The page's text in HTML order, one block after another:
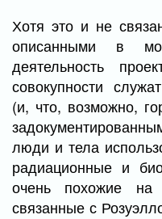
Хотя это и не
описанными в
деятельность
совокупности
(и, что, возможно,
люди и тела
радиационные и
очень похожие на
связанные с